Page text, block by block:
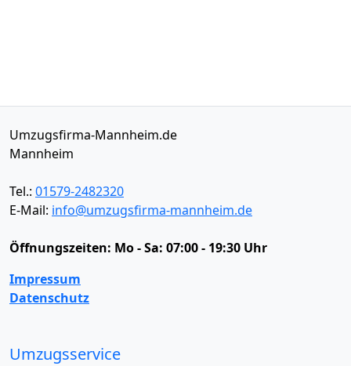
Umzugsfirma-Mannheim.de
Mannheim
Tel.: 01579-2482320
E-Mail: info@umzugsfirma-mannheim.de
Öffnungszeiten: Mo - Sa: 07:00 - 19:30 Uhr
Impressum
Datenschutz
Umzugsservice